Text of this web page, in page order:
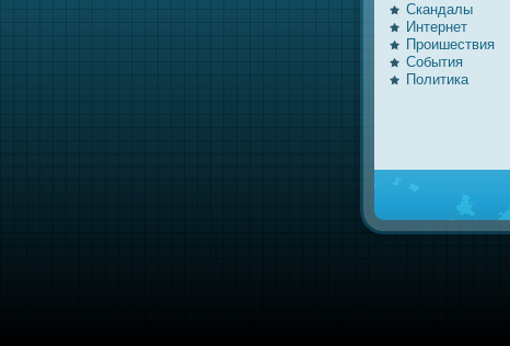
Скандалы
Интернeт
Проишествия
События
Политика